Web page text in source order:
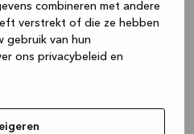
combineren met andere
verstrekt of die ze hebben
gebruik van hun
ons privacybeleid en
the browser console for more